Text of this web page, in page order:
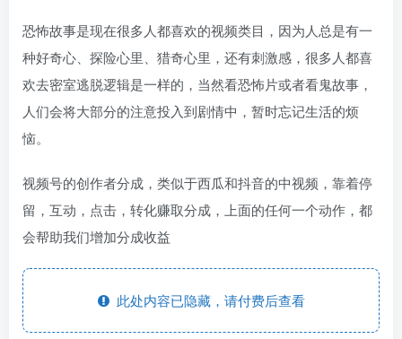
恐怖故事是现在很多人都喜欢的视频类目，因为人总是有一
种好奇心、探险心里、猎奇心里，还有刺激感，很多人都喜
欢去密室逃脱逻辑是一样的，当然看恐怖片或者看鬼故事，
人们会将大部分的注意投入到剧情中，暂时忘记生活的烦
恼。
视频号的创作者分成，类似于西瓜和抖音的中视频，靠着停
留，互动，点击，转化赚取分成，上面的任何一个动作，都
会帮助我们增加分成收益
此处内容已隐藏，请付费后查看